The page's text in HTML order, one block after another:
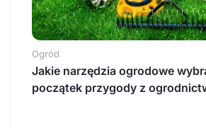
Ogród
Jakie narzędzia ogrodowe
początek przygody z